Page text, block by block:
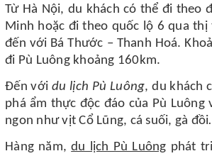
Từ Hà Nội, du khách có thể đi theo
Minh hoặc đi theo quốc lộ 6 qua thị
đến với Bá Thước – Thanh Hoá.
đi Pù Luông khoảng 160km.
Đến với du lịch Pù Luông, du khách
phá ẩm thực độc đáo của Pù Luông
ngon như vịt Cổ Lũng, cá suối, gà
Hàng năm,du lịch Pù Luông phát